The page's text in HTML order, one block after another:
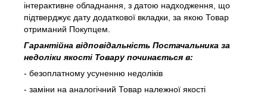
інтерактивне обладнання, з датою надходження, що
підтверджує дату додаткової вкладки, за якою Товар
отриманий Покупцем.
Гарантійна відповідальність Постачальника за
недоліки якості Товару починається в:
- безоплатному усуненню недоліків
- заміни на аналогічний Товар належної якості